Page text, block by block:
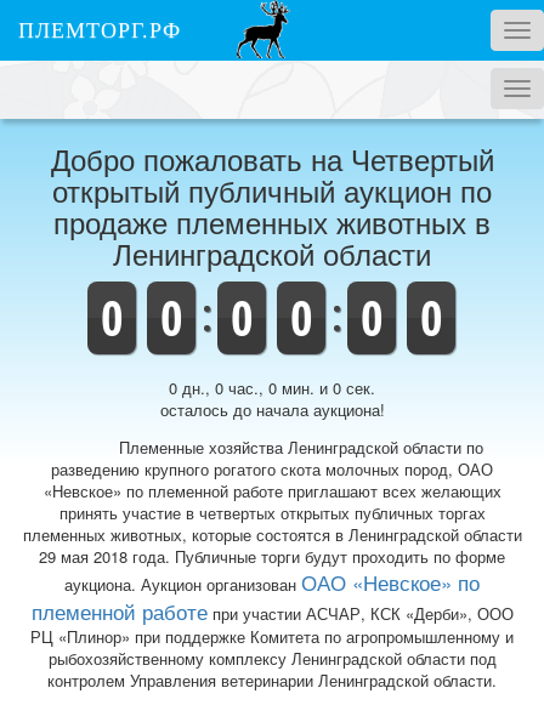
ПЛЕМТОРГ.РФ
Добро пожаловать на Четвертый
открытый публичный аукцион по
продаже племенных животных в
Ленинградской области
0 0 0 0 0 0
0 дн., 0 час., 0 мин. и 0 сек.
осталось до начала аукциона!
Племенные хозяйства Ленинградской области по
разведению крупного рогатого скота молочных пород, ОАО
«Невское» по племенной работе приглашают всех желающих
принять участие в четвертых открытых публичных торгах
племенных животных, которые состоятся в Ленинградской области
29 мая 2018 года. Публичные торги будут проходить по форме
аукциона. Аукцион организован ОАО «Невское» по
племенной работепри участии АСЧАР, КСК «Дерби», ООО
РЦ «Плинор» при поддержке Комитета по агропромышленному и
рыбохозяйственному комплексу Ленинградской области под
контролем Управления ветеринарии Ленинградской области.